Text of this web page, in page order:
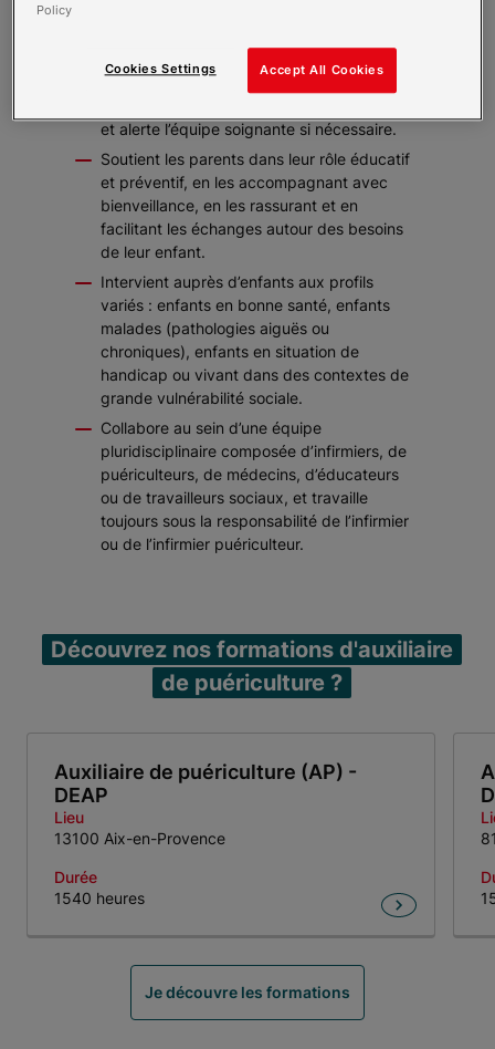
Observe et surveille l’état général de
l’enfant afin de détecter tout signe
et alerte l’équipe soignante si nécessaire.
Soutient les parents dans leur rôle éducatif
et préventif, en les accompagnant avec
bienveillance, en les rassurant et en
facilitant les échanges autour des besoins
de leur enfant.
Intervient auprès d’enfants aux profils
variés : enfants en bonne santé, enfants
malades (pathologies aiguës ou
chroniques), enfants en situation de
handicap ou vivant dans des contextes de
grande vulnérabilité sociale.
Collabore au sein d’une équipe
pluridisciplinaire composée d’infirmiers, de
puériculteurs, de médecins, d’éducateurs
ou de travailleurs sociaux, et travaille
toujours sous la responsabilité de l’infirmier
ou de l’infirmier puériculteur.
Découvrez nos formations d'auxiliaire
de puériculture ?
Auxiliaire de puériculture (AP) -
DEAP
Lieu
13100 Aix-en-Provence
Durée
1540 heures
Je découvre les formations
Policy
Accept All Cookies
Cookies Settings